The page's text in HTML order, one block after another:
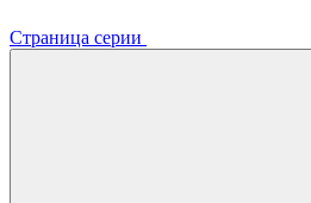
Страница серии